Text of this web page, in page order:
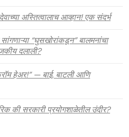
अस्तित्वालाच आव्हान! एक संदर्भ
“घुसखोरांकडून” बालमनांचा
दलाली?
हेअर!” — बाई, बाटली आणि
की सरकारी प्रयोगशाळेतील उंदीर?